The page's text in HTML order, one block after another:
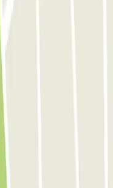
de Saba Aeroporto
Brindisi-Papola Casale